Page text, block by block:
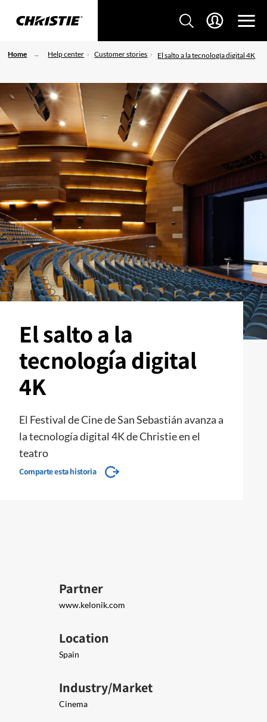
Home Help center Customer stories El salto a la tecnología digital 4K
El salto a la
tecnología digital
4K
El Festival de Cine de San Sebastián avanza a
la tecnología digital 4K de Christie en el
teatro
Comparte esta historia
Partner
www.kelonik.com
Location
Spain
Industry/Market
Cinema